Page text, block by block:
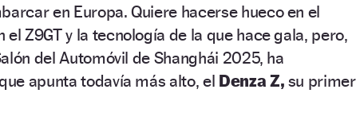
en Europa. Quiere hacerse hueco en el
Z9GT y la tecnología de la que hace gala, pero,
del Automóvil de Shanghái 2025, ha
apunta todavía más alto, el Denza Z, su primer